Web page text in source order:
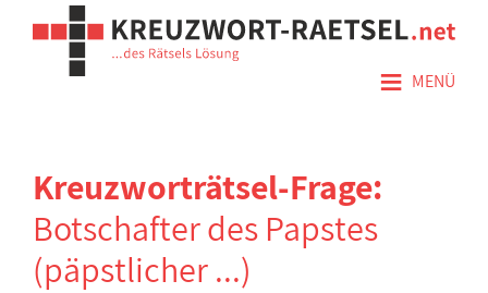
≡ MENÜ
Kreuzworträtsel-Frage:
Botschafter des Papstes
(päpstlicher ...)